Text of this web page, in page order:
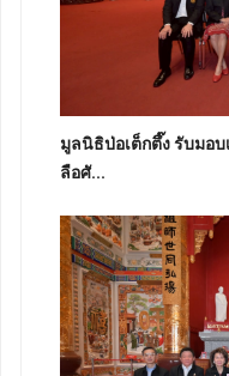
มูลนิธิป่อเต็กตึ๊ง รับมอ
ลือศั...